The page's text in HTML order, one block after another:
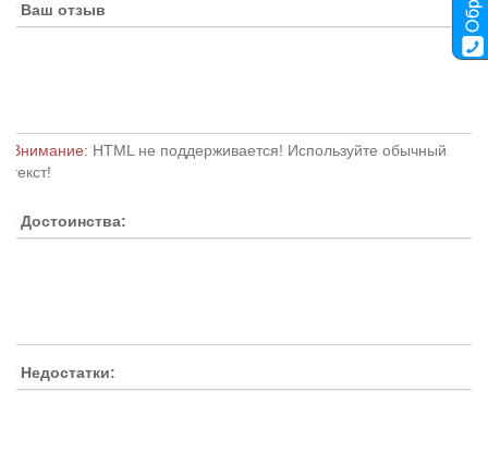
Ваш отзыв
Внимание: HTML не поддерживается! Используйте обычный
текст!
Достоинства:
Недостатки: